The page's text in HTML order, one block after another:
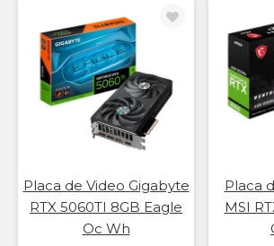
Placa de Video Gigabyte
RTX 5060TI 8GB Eagle
Oc Wh
Placa
MSI